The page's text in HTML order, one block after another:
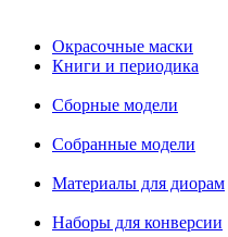
Окрасочные маски
Книги и периодика
Сборные модели
Собранные модели
Материалы для диорам
Наборы для конверсии